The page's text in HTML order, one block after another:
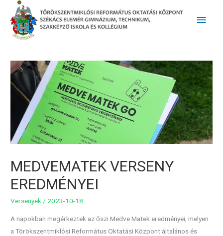
Main
MEDVEMATEK VERSENY
EREDMÉNYEI
Versenyek/ 2023-10-18
A napokban megérkeztek az őszi Medve Matek eredményei, melyen
a Törökszentmiklósi Református Oktatási Központ általános és